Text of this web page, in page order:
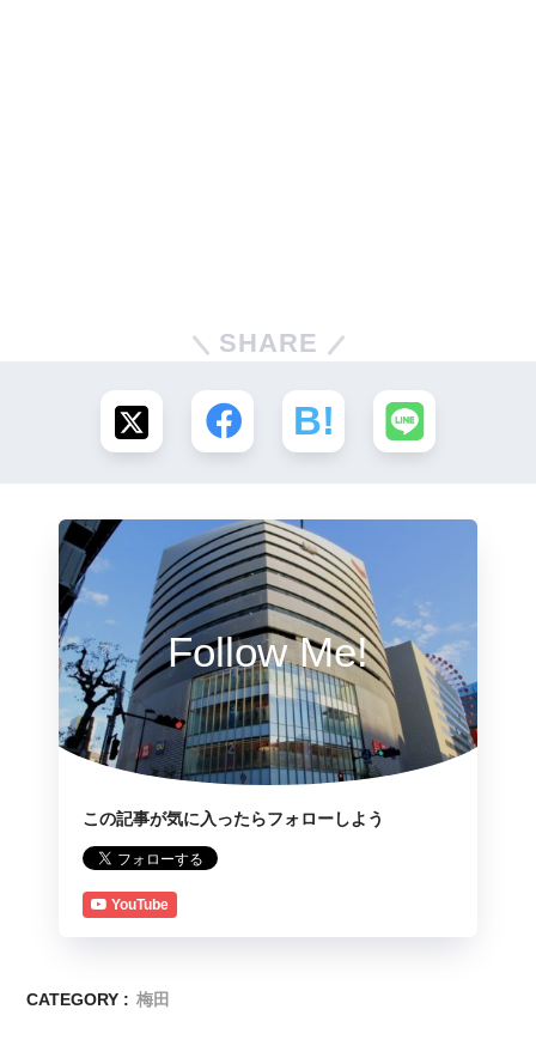
SHARE
Follow Me!
この記事が気に入ったらフォローしよう
YouTube
CATEGORY : 梅田